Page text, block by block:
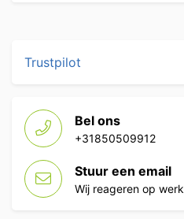
Trustpilot
Bel ons
+31850509912
Stuur een email
Wij reageren op